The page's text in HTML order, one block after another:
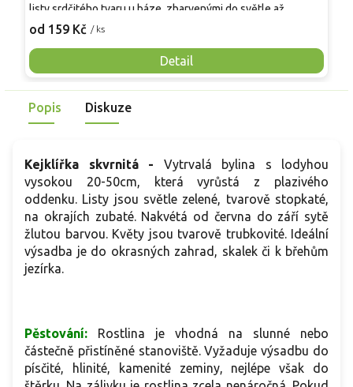
od 159 Kč / ks
Detail
listy srdčitého tvaru u báze, zbarvenými do světle až
šedozelených tónů. Vytváří silné, přímé stonky
Koncem léta vykvétá vzdušnými hrozny drobných bílých až
světle růžových květů, které přitahují opylovače a působí
jemně v kontrastu s mohutným habitem rostliny.
Popis Diskuze
Kejklířka skvrnitá - Vytrvalá bylina s lodyhou
vysokou 20-50cm, která vyrůstá z plazivého
oddenku. Listy jsou světle zelené, tvarově stopkaté,
na okrajích zubaté. Nakvétá od června do září sytě
žlutou barvou. Květy jsou tvarově trubkovité. Ideální
výsadba je do okrasných zahrad, skalek či k břehům
jezírka.
Pěstování: Rostlina je vhodná na slunné nebo
částečně přistíněné stanoviště. Vyžaduje výsadbu do
písčité, hlinité, kamenité zeminy, nejlépe však do